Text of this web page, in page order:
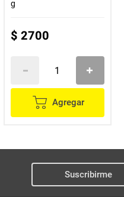
g
$ 2700
Agregar
Suscribirme